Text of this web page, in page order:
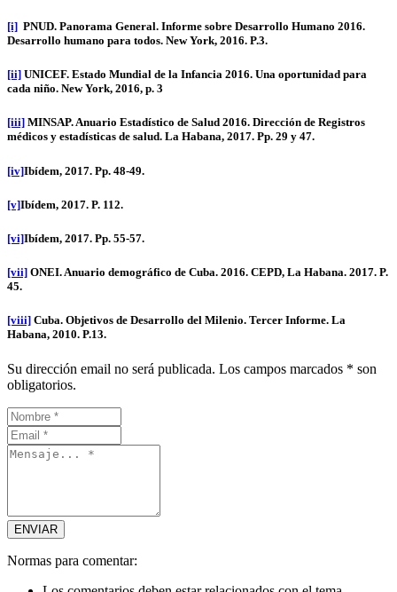
[i] PNUD. Panorama General. Informe sobre Desarrollo Humano 2016.
Desarrollo humano para todos. New York, 2016. P.3.
[ii] UNICEF. Estado Mundial de la Infancia 2016. Una oportunidad para
cada niño. New York, 2016, p. 3
[iii] MINSAP. Anuario Estadístico de Salud 2016. Dirección de Registros
médicos y estadísticas de salud. La Habana, 2017. Pp. 29 y 47.
[iv]Ibídem, 2017. Pp. 48-49.
[v]Ibídem, 2017. P. 112.
[vi]Ibídem, 2017. Pp. 55-57.
[vii] ONEI. Anuario demográfico de Cuba. 2016. CEPD, La Habana. 2017. P.
45.
[viii] Cuba. Objetivos de Desarrollo del Milenio. Tercer Informe. La
Habana, 2010. P.13.
Su dirección email no será publicada. Los campos marcados * son
obligatorios.
Normas para comentar: